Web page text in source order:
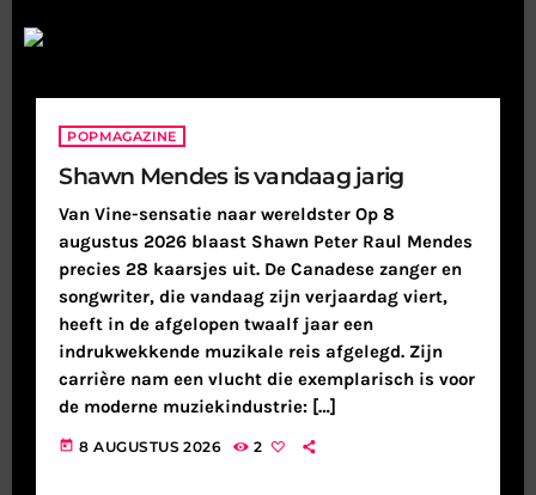
POPMAGAZINE
Shawn Mendes is vandaag jarig
Van Vine-sensatie naar wereldster Op 8
augustus 2026 blaast Shawn Peter Raul Mendes
precies 28 kaarsjes uit. De Canadese zanger en
songwriter, die vandaag zijn verjaardag viert,
heeft in de afgelopen twaalf jaar een
indrukwekkende muzikale reis afgelegd. Zijn
carrière nam een vlucht die exemplarisch is voor
de moderne muziekindustrie: […]
today 8 AUGUSTUS 2026 2